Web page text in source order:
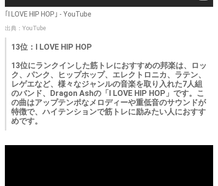
｢I LOVE HIP HOP｣ - YouTube
出典：YouTube
13位：I LOVE HIP HOP
13位にランクインした筋トレにおすすめの邦楽は、ロッ
ク、パンク、ヒップホップ、エレクトロニカ、ラテン、
レゲエなど、様々なジャンルの音楽を取り入れた7人組
のバンド、Dragon Ashの「I LOVE HIP HOP」です。こ
の曲はアップテンポなメロディーや重低音のサウンドが
特徴で、ハイテンションで筋トレに励みたい人におすす
めです。